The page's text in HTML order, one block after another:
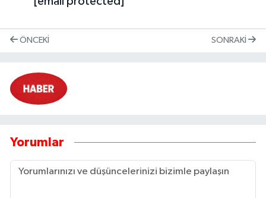
ÖNCEKI SONRAKI
Yorumlar